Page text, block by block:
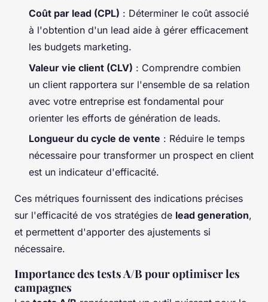
Coût par lead (CPL) : Déterminer le coût associé
à l'obtention d'un lead aide à gérer efficacement
les budgets marketing.
Valeur vie client (CLV) : Comprendre combien
un client rapportera sur l'ensemble de sa relation
avec votre entreprise est fondamental pour
orienter les efforts de génération de leads.
Longueur du cycle de vente : Réduire le temps
nécessaire pour transformer un prospect en client
est un indicateur d'efficacité.
Ces métriques fournissent des indications précises
sur l'efficacité de vos stratégies de lead generation,
et permettent d'apporter des ajustements si
nécessaire.
Importance des tests A/B pour optimiser les
campagnes